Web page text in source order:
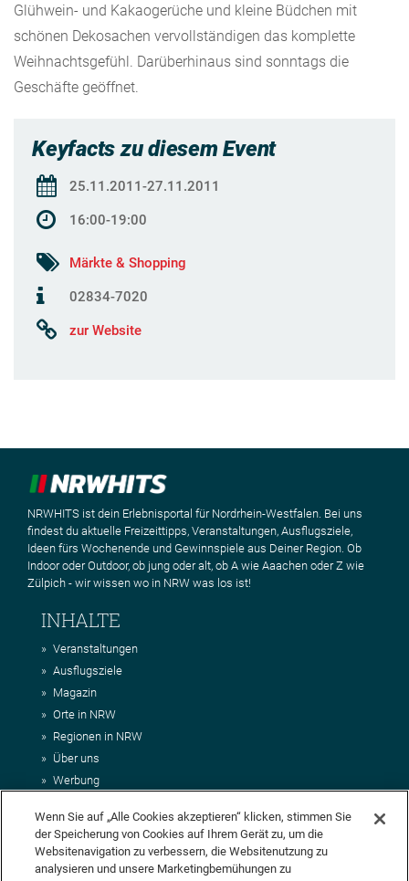
Glühwein- und Kakaogerüche und kleine Büdchen mit
schönen Dekosachen vervollständigen das komplette
Weihnachtsgefühl. Darüberhinaus sind sonntags die
Geschäfte geöffnet.
Keyfacts zu diesem Event
25.11.2011-27.11.2011
16:00-19:00
Märkte & Shopping
02834-7020
zur Website
NRWHITS ist dein Erlebnisportal für Nordrhein-Westfalen. Bei uns
findest du aktuelle Freizeittipps, Veranstaltungen, Ausflugsziele,
Ideen fürs Wochenende und Gewinnspiele aus Deiner Region. Ob
Indoor oder Outdoor, ob jung oder alt, ob A wie Aaachen oder Z wie
Zülpich - wir wissen wo in NRW was los ist!
INHALTE
Veranstaltungen
Ausflugsziele
Magazin
Orte in NRW
Regionen in NRW
Über uns
Werbung
Impressum
AGB
Datenschutz
Wenn Sie auf „Alle Cookies akzeptieren“ klicken, stimmen Sie
der Speicherung von Cookies auf Ihrem Gerät zu, um die
Websitenavigation zu verbessern, die Websitenutzung zu
analysieren und unsere Marketingbemühungen zu